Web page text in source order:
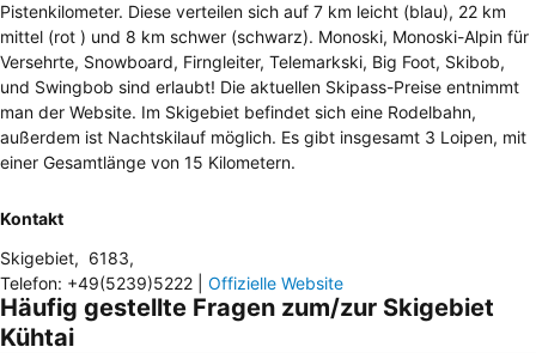
Pistenkilometer. Diese verteilen sich auf 7 km leicht (blau), 22 km
mittel (rot ) und 8 km schwer (schwarz). Monoski, Monoski-Alpin für
Versehrte, Snowboard, Firngleiter, Telemarkski, Big Foot, Skibob,
und Swingbob sind erlaubt! Die aktuellen Skipass-Preise entnimmt
man der Website. Im Skigebiet befindet sich eine Rodelbahn,
außerdem ist Nachtskilauf möglich. Es gibt insgesamt 3 Loipen, mit
einer Gesamtlänge von 15 Kilometern.
Kontakt
Skigebiet, 6183,
Telefon: +49(5239)5222 Offizielle Website
Häufig gestellte Fragen zum/zur Skigebiet
Kühtai